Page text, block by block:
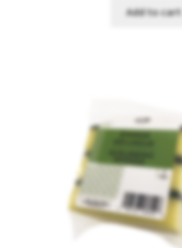
Add to cart